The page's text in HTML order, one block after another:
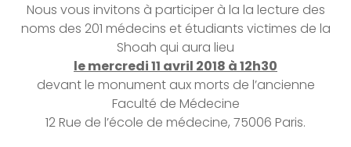
Nous vous invitons à participer à la la lecture des
noms des 201 médecins et étudiants victimes de la
Shoah qui aura lieu
le mercredi 11 avril 2018 à 12h30
devant le monument aux morts de l’ancienne
Faculté de Médecine
12 Rue de l’école de médecine, 75006 Paris.